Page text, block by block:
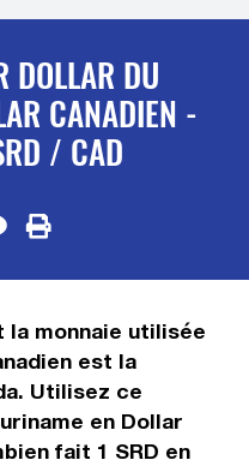
DOLLAR DU
CANADIEN -
/ CAD
la monnaie utilisée
est la
Utilisez ce
en Dollar
fait 1 SRD en